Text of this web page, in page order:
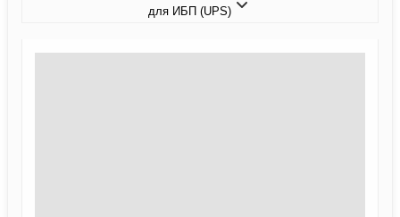
для ИБП (UPS)